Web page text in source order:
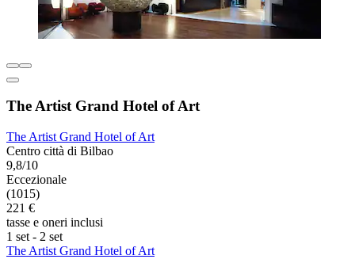
The Artist Grand Hotel of Art
The Artist Grand Hotel of Art
Centro città di Bilbao
9,8/10
Eccezionale
(1015)
221 €
tasse e oneri inclusi
1 set - 2 set
The Artist Grand Hotel of Art